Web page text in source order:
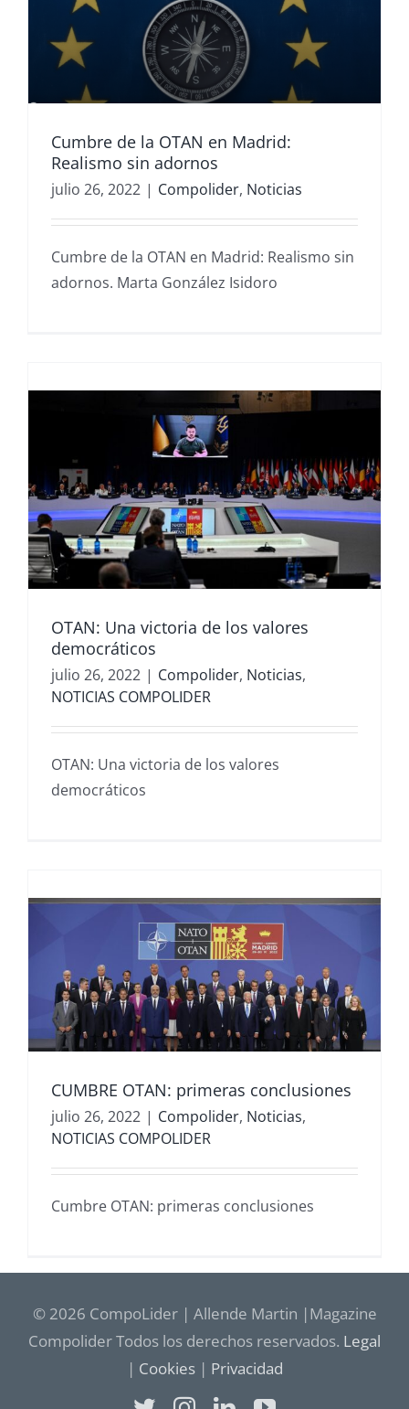
Cumbre de la OTAN en Madrid:
Realismo sin adornos
julio 26, 2022 | Compolider, Noticias
Cumbre de la OTAN en Madrid: Realismo sin
adornos. Marta González Isidoro
OTAN: Una victoria de los valores
democráticos
julio 26, 2022 | Compolider, Noticias,
NOTICIAS COMPOLIDER
OTAN: Una victoria de los valores
democráticos
CUMBRE OTAN: primeras conclusiones
julio 26, 2022 | Compolider, Noticias,
NOTICIAS COMPOLIDER
Cumbre OTAN: primeras conclusiones
© 2026 CompoLider | Allende Martin |Magazine
Compolider Todos los derechos reservados. Legal
| Cookies| Privacidad